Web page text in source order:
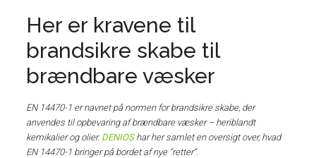
Her er kravene til
brandsikre skabe til
brændbare væsker
EN 14470-1 er navnet på normen for brandsikre skabe, der
anvendes til opbevaring af brændbare væsker – heriblandt
kemikalier og olier. DENIOShar her samlet en oversigt over, hvad
EN 14470-1 bringer på bordet af nye ”retter”.